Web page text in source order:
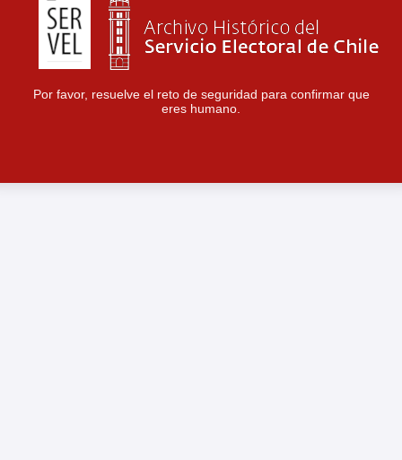
Por favor, resuelve el reto de seguridad para confirmar que
eres humano.